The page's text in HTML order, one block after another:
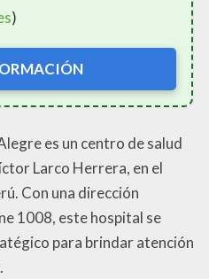
)
es un centro de salud
Larco Herrera, en el
Con una dirección
1008, este hospital se
para brindar atención